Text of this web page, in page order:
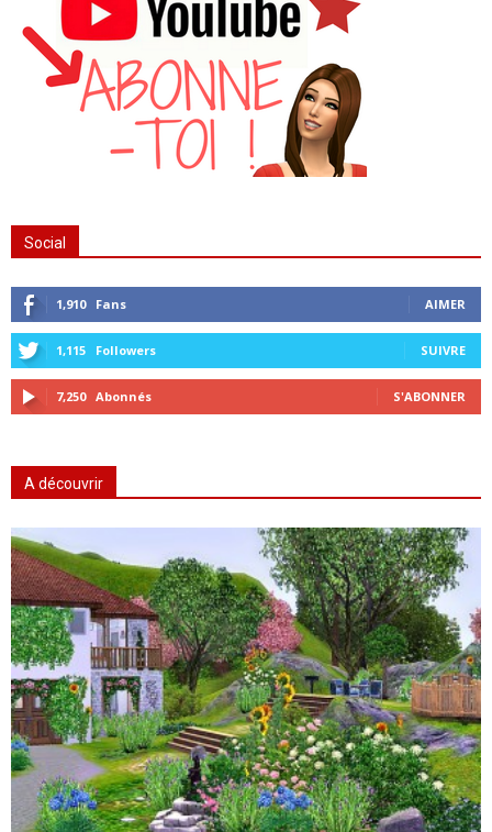
Social
1,910 Fans AIMER
1,115 Followers SUIVRE
7,250 Abonnés S'ABONNER
A découvrir